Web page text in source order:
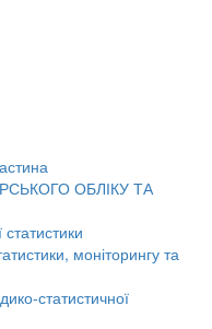
ОБЛІКУ ТА
статистики
моніторингу та
статистичної